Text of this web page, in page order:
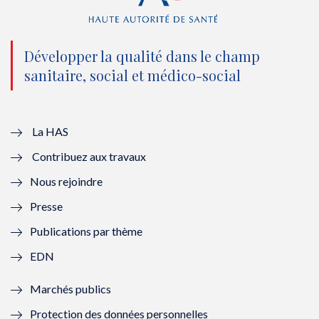
n
o
u
l
l
f
n
k
(
n
o
e
e
(
n
o
u
(
n
o
Développer la qualité dans le champ
sanitaire, social et médico-social
La HAS
Contribuez aux travaux
Nous rejoindre
Presse
Publications par thème
EDN
Marchés publics
Protection des données personnelles